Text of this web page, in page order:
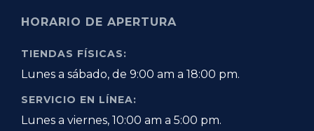
HORARIO DE APERTURA
TIENDAS FÍSICAS:
Lunes a sábado, de 9:00 am a 18:00 pm.
SERVICIO EN LÍNEA:
Lunes a viernes, 10:00 am a 5:00 pm.